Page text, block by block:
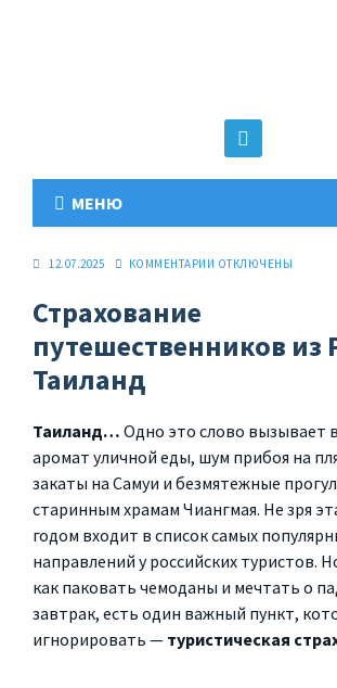
МЕНЮ
12.07.2025 КОММЕНТАРИИ ОТКЛЮЧЕНЫ
Страхование
путешественников из
Таиланд
Таиланд… Одно это слово вызывает
аромат уличной еды, шум прибоя на
закаты на Самуи и безмятежные
старинным храмам Чиангмая. Не зря
годом входит в список самых
направлений у российских туристов.
как паковать чемоданы и мечтать о
завтрак, есть один важный пункт,
игнорировать — туристическая